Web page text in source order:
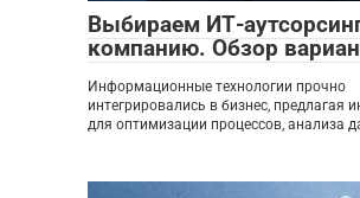
Выбираем ИТ-
компанию. Обзор
Информационные технологии прочно
интегрировались в бизнес, предлагая
для оптимизации процессов, анализа